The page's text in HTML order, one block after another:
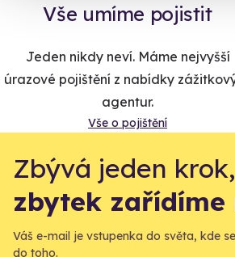
Vše umíme pojistit
Jeden nikdy neví. Máme nejvyšší
úrazové pojištění z nabídky
agentur.
Vše o pojištění
Zbývá jeden krok,
zbytek zařídíme
Váš e-mail je vstupenka do světa, kde
do toho.